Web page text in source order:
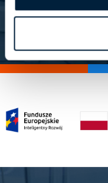
Wyrażam zgodę na
Follow me! spółka z
zapisania się do
prywatności